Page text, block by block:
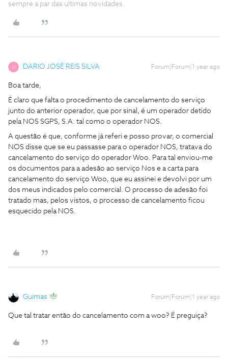
sempre a par das ultimas novidades.
D DARIO JOSÉ REIS SILVA Forum|Forum|1 year ago
Boa tarde,
É claro que falta o procedimento de cancelamento do serviço
junto do anterior operador, que por sinal, é um operador detido
pela NOS SGPS, S.A. tal como o operador NOS.
A questão é que, conforme já referi e posso provar, o comercial
NOS disse que se eu passasse para o operador NOS, tratava do
cancelamento do serviço do operador Woo. Para tal enviou-me
os documentos para a adesão ao serviço Nos e a carta para
cancelamento do serviço Woo, que eu assinei e devolvi por um
dos meus indicados pelo comercial. O processo de adesão foi
tratado mas, pelos vistos, o processo de cancelamento ficou
esquecido pela NOS.
Guimas Forum|Forum|1 year ago
Que tal tratar então do cancelamento com a woo? É preguiça?